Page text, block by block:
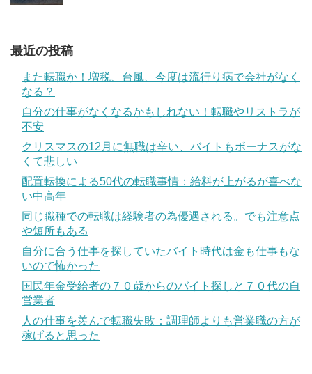
最近の投稿
また転職か！増税、台風、今度は流行り病で会社がなく
なる？
自分の仕事がなくなるかもしれない！転職やリストラが
不安
クリスマスの12月に無職は辛い、バイトもボーナスがな
くて悲しい
配置転換による50代の転職事情：給料が上がるが喜べな
い中高年
同じ職種での転職は経験者の為優遇される。でも注意点
や短所もある
自分に合う仕事を探していたバイト時代は金も仕事もな
いので怖かった
国民年金受給者の７０歳からのバイト探しと７０代の自
営業者
人の仕事を羨んで転職失敗：調理師よりも営業職の方が
稼げると思った